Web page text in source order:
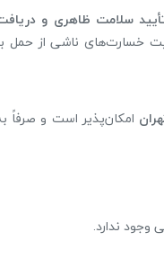
سلامت ظاهری و
خسارت‌های ناشی از حمل
امکان‌پذیر است و صرفاً
وجود ندارد.